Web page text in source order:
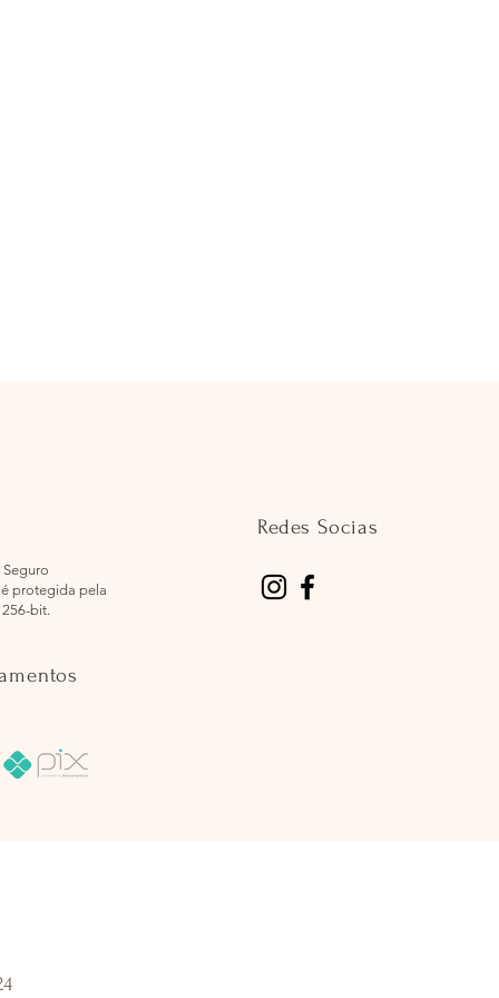
protegida pela
bit.
Redes Socias